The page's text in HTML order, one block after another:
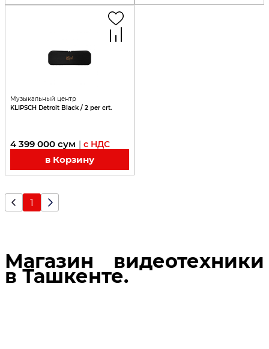
Музыкальный центр
KLIPSCH Detroit Black / 2 per crt.
4 399 000 сум | с НДС
в Корзину
1
Магазин видеотехники
в Ташкенте.